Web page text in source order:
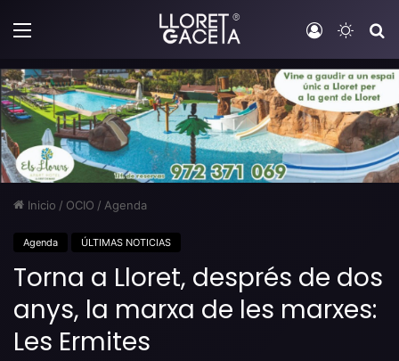
Menú Iniciar
Inicio / OCIO / Agenda
Agenda ÚLTIMAS NOTICIAS
Torna a Lloret, després de dos
anys, la marxa de les marxes:
Les Ermites